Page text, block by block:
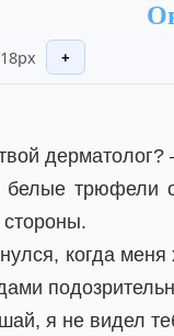
18px +
дерматолог?
трюфели
стороны.
когда
я не видел